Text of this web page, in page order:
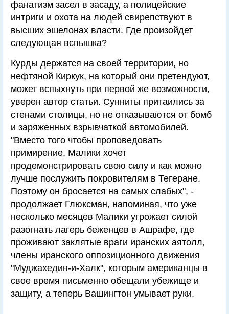
фанатизм засел в засаду, а полицейские
интриги и охота на людей свирепствуют в
высших эшелонах власти. Где произойдет
следующая вспышка?
Курды держатся на своей территории, но
нефтяной Киркук, на который они претендуют,
может вспыхнуть при первой же возможности,
уверен автор статьи. Сунниты притаились за
стенами столицы, но не отказываются от бомб
и заряженных взрывчаткой автомобилей.
"Вместо того чтобы проповедовать
примирение, Малики хочет
продемонстрировать свою силу и как можно
лучше послужить покровителям в Тегеране.
Поэтому он бросается на самых слабых", -
продолжает Глюксман, напоминая, что уже
несколько месяцев Малики угрожает силой
разогнать лагерь беженцев в Ашрафе, где
проживают заклятые враги иранских аятолл,
члены иранского оппозиционного движения
"Муджахедин-и-Халк", которым американцы в
свое время письменно обещали убежище и
защиту, а теперь Вашингтон умывает руки.